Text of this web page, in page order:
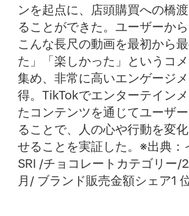
ンを起点に、店頭購買への橋
ることができた。ユーザーか
こんな長尺の動画を最初から
た」「楽しかった」というコ
集め、非常に高いエンゲージ
得。TikTokでエンターテイン
たコンテンツを通じてユーザ
ることで、人の心や行動を変
せることを実証した。※出典：
SRI /チョコレートカテゴリー/
月/ ブランド販売金額シェア1